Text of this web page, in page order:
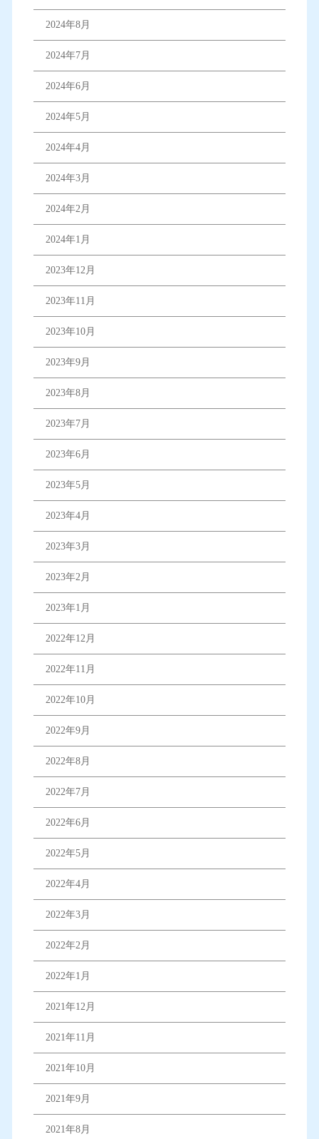
2024年8月
2024年7月
2024年6月
2024年5月
2024年4月
2024年3月
2024年2月
2024年1月
2023年12月
2023年11月
2023年10月
2023年9月
2023年8月
2023年7月
2023年6月
2023年5月
2023年4月
2023年3月
2023年2月
2023年1月
2022年12月
2022年11月
2022年10月
2022年9月
2022年8月
2022年7月
2022年6月
2022年5月
2022年4月
2022年3月
2022年2月
2022年1月
2021年12月
2021年11月
2021年10月
2021年9月
2021年8月